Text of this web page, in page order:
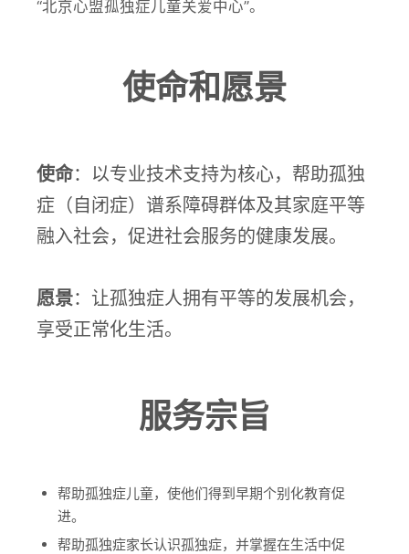
“北京心盟孤独症儿童关爱中心”。
使命和愿景
使命：以专业技术支持为核心，帮助孤独
症（自闭症）谱系障碍群体及其家庭平等
融入社会，促进社会服务的健康发展。
愿景：让孤独症人拥有平等的发展机会，
享受正常化生活。
服务宗旨
帮助孤独症儿童，使他们得到早期个别化教育促
进。
帮助孤独症家长认识孤独症，并掌握在生活中促